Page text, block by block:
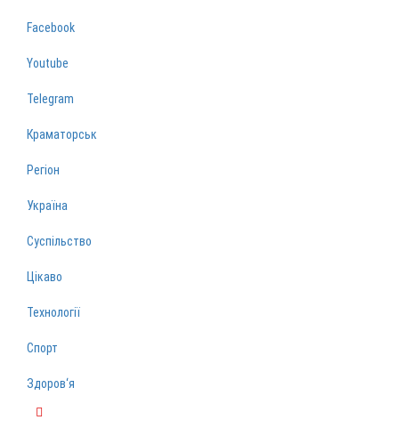
Facebook
Youtube
Telegram
Краматорськ
Регіон
Україна
Суспільство
Цікаво
Технології
Спорт
Здоров‘я